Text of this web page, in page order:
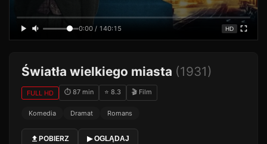
0:00 / 140:15 HD
Światła wielkiego miasta (1931)
FULL HD ⏱ 87 min ⭐ 8.3 🎬 Film
Komedia Dramat Romans
POBIERZ ▶ OGLĄDAJ